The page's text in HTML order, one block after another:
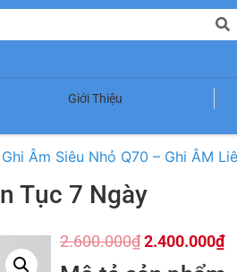
Giới Thiệu
Âm Siêu Nhỏ Q70 – Ghi ÂM
Tục 7 Ngày
2.600.000₫2.400.000₫